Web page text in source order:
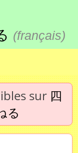
(français)
sur 四
る